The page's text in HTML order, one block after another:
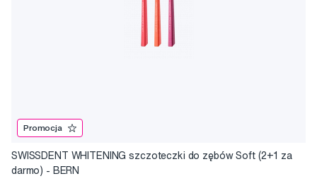
Promocja
SWISSDENT WHITENING szczoteczki do zębów Soft (2+1 za
darmo) - BERN